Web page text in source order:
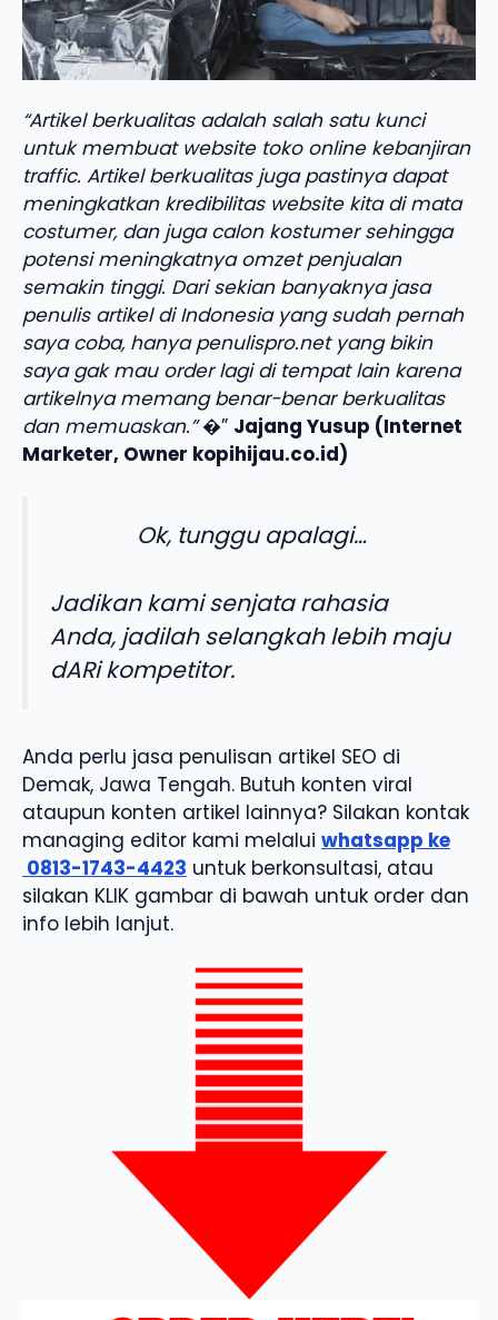
“Artikel berkualitas adalah salah satu kunci
untuk membuat website toko online kebanjiran
traffic. Artikel berkualitas juga pastinya dapat
meningkatkan kredibilitas website kita di mata
costumer, dan juga calon kostumer sehingga
potensi meningkatnya omzet penjualan
semakin tinggi. Dari sekian banyaknya jasa
penulis artikel di Indonesia yang sudah pernah
saya coba, hanya penulispro.net yang bikin
saya gak mau order lagi di tempat lain karena
artikelnya memang benar-benar berkualitas
dan memuaskan.”�” Jajang Yusup (Internet
Marketer, Owner kopihijau.co.id)
Ok, tunggu apalagi…
Jadikan kami senjata rahasia
Anda, jadilah selangkah lebih maju
dARi kompetitor.
Anda perlu jasa penulisan artikel SEO di
Demak, Jawa Tengah. Butuh konten viral
ataupun konten artikel lainnya? Silakan kontak
managing editor kami melalui whatsapp ke
0813-1743-4423 untuk berkonsultasi, atau
silakan KLIK gambar di bawah untuk order dan
info lebih lanjut.